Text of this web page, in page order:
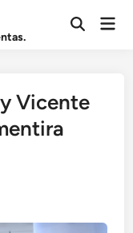
Abrir
Vicente